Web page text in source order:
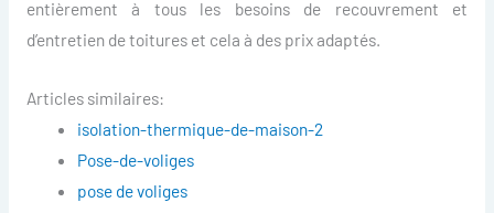
entièrement à tous les besoins de recouvrement et
d’entretien de toitures et cela à des prix adaptés.
Articles similaires:
isolation-thermique-de-maison-2
Pose-de-voliges
pose de voliges